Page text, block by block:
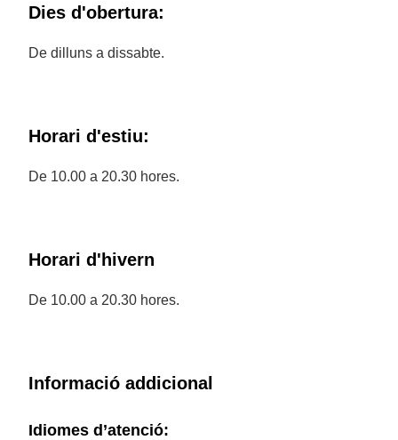
Dies d'obertura:
De dilluns a dissabte.
Horari d'estiu:
De 10.00 a 20.30 hores.
Horari d'hivern
De 10.00 a 20.30 hores.
Informació addicional
Idiomes d’atenció: